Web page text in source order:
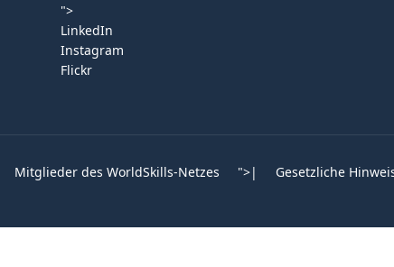
">
LinkedIn
Instagram
Flickr
Mitglieder des WorldSkills-Netzes ">| Gesetzliche